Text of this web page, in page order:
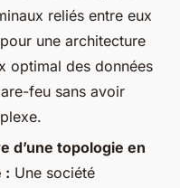
reliés entre eux
une architecture
optimal des données
feu sans avoir
d’une topologie en
: Une société